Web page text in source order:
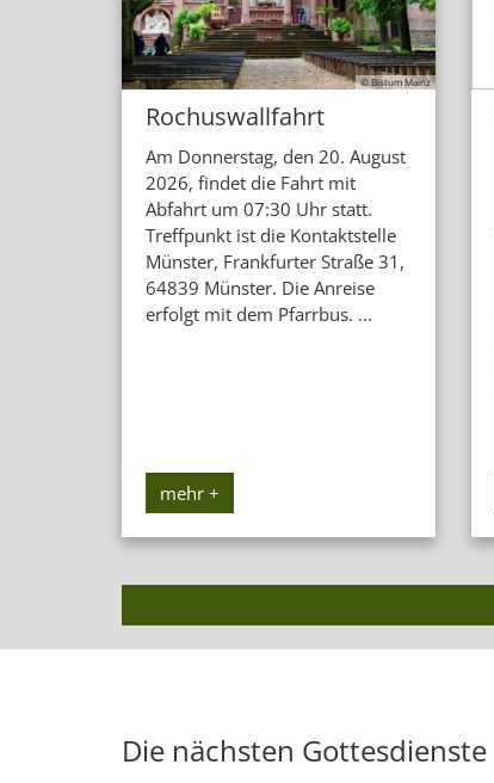
© Bistum Mainz
Rochuswallfahrt
Am Donnerstag, den 20. August
2026, findet die Fahrt mit
Abfahrt um 07:30 Uhr statt.
Treffpunkt ist die Kontaktstelle
Münster, Frankfurter Straße 31,
64839 Münster. Die Anreise
erfolgt mit dem Pfarrbus. ...
mehr +
Die nächsten Gottesdienste